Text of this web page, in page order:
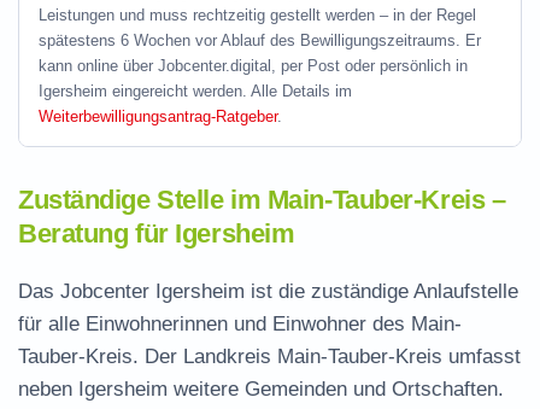
Leistungen und muss rechtzeitig gestellt werden – in der Regel
spätestens 6 Wochen vor Ablauf des Bewilligungszeitraums. Er
kann online über Jobcenter.digital, per Post oder persönlich in
Igersheim eingereicht werden. Alle Details im
Weiterbewilligungsantrag-Ratgeber.
Zuständige Stelle im Main-Tauber-Kreis –
Beratung für Igersheim
Das Jobcenter Igersheim ist die zuständige Anlaufstelle
für alle Einwohnerinnen und Einwohner des Main-
Tauber-Kreis. Der Landkreis Main-Tauber-Kreis umfasst
neben Igersheim weitere Gemeinden und Ortschaften.